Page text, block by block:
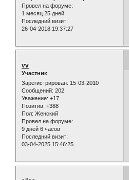
Провел на форуме:
1 месяц 25 дней
Последний визит:
26-04-2018 19:37:27
vv
Участник
Зарегистрирован: 15-03-2010
Сообщений: 202
Уважение: +17
Позитив: +388
Пол: Женский
Провел на форуме:
9 дней 6 часов
Последний визит:
03-04-2025 15:46:25